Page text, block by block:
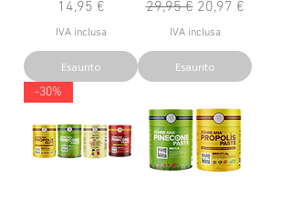
Prezzo
14,95 €
IVA inclusa
Esaurito
Prezzo regolare
29,95 € Prezzo scontato
20,97 €
IVA inclusa
Esaurito
-30%